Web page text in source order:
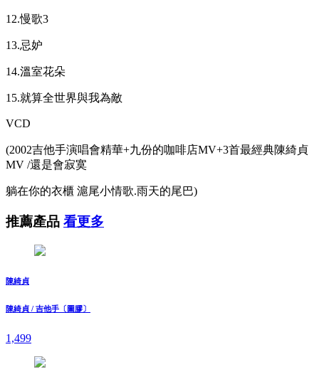
12.慢歌3
13.忌妒
14.溫室花朵
15.就算全世界與我為敵
VCD
(2002吉他手演唱會精華+九份的咖啡店MV+3首最經典陳綺貞
MV /還是會寂寞
躺在你的衣櫃 滬尾小情歌.雨天的尾巴)
推薦產品 看更多
陳綺貞
陳綺貞 / 吉他手〔圖膠〕
1,499